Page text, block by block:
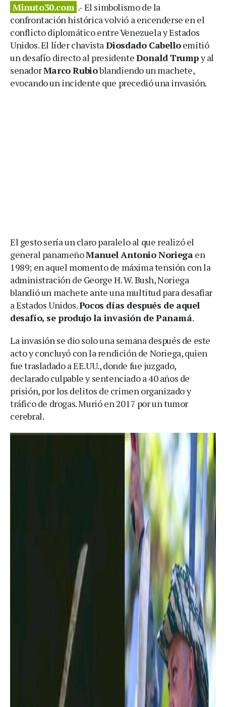
Minuto30.com .- El simbolismo de la
confrontación histórica volvió a encenderse en el
conflicto diplomático entre Venezuela y Estados
Unidos. El líder chavista Diosdado Cabelloemitió
un desafío directo al presidenteDonald Trumpy al
senadorMarco Rubioblandiendo un machete,
evocando un incidente que precedió una invasión.
El gesto sería un claro paralelo al que realizó el
general panameñoManuel Antonio Noriega en
1989; en aquel momento de máxima tensión con la
administración de George H. W. Bush, Noriega
blandió un machete ante una multitud para desafiar
a Estados Unidos.Pocos días después de aquel
desafío, se produjo la invasión de Panamá.
La invasión se dio solo una semana después de este
acto y concluyó con la rendición de Noriega, quien
fue trasladado a EE.UU., donde fue juzgado,
declarado culpable y sentenciado a 40 años de
prisión, por los delitos de crimen organizado y
tráfico de drogas. Murió en 2017 por un tumor
cerebral.